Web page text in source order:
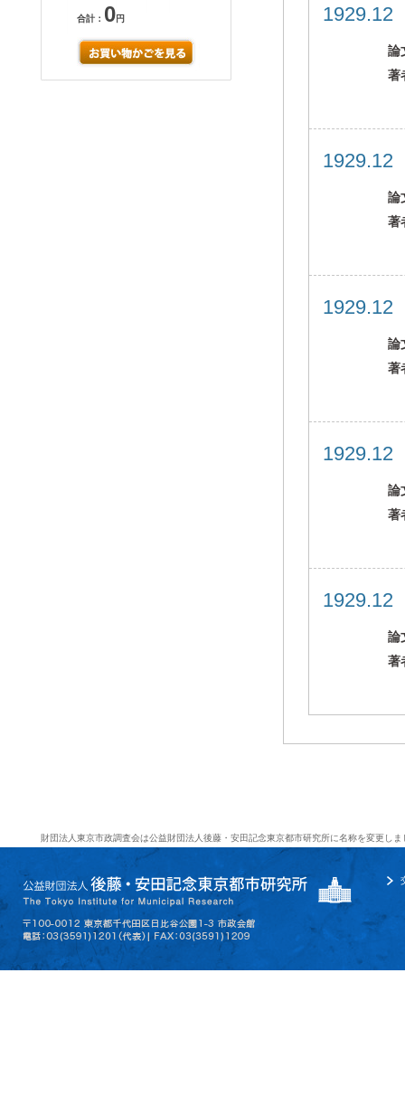
合計： 0円
論
著
論
著
論
著
論
著
論
著
財団法人東京市政調査会は公益財団法人後藤・安田記念東京都市研究所に名称を変更しま